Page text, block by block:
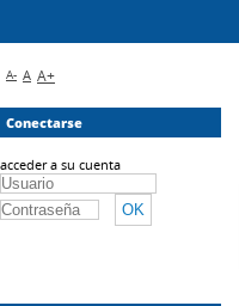
A- A A+
Conectarse
acceder a su cuenta